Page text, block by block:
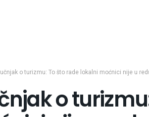
o turizmu: To što rade lokalni moćnici nije u
o